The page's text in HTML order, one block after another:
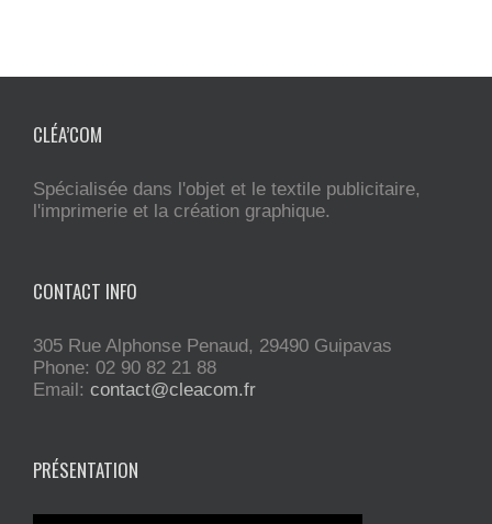
CLÉA’COM
Spécialisée dans l'objet et le textile publicitaire,
l'imprimerie et la création graphique.
CONTACT INFO
305 Rue Alphonse Penaud, 29490 Guipavas
Phone: 02 90 82 21 88
Email: contact@cleacom.fr
PRÉSENTATION